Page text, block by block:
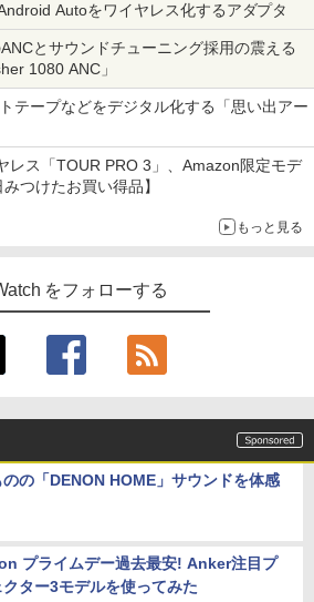
Autoをワイヤレス化するアダプタ
とサウンドチューニング採用の震える
1080 ANC」
テープなどをデジタル化する「思い出アー
レス「TOUR PRO 3」、Amazon限定モデ
つけたお買い得品】
もっと見る
をフォローする
の「DENON HOME」サウンドを体感
プライムデー過去最安! Anker注目プ
クター3モデルを使ってみた